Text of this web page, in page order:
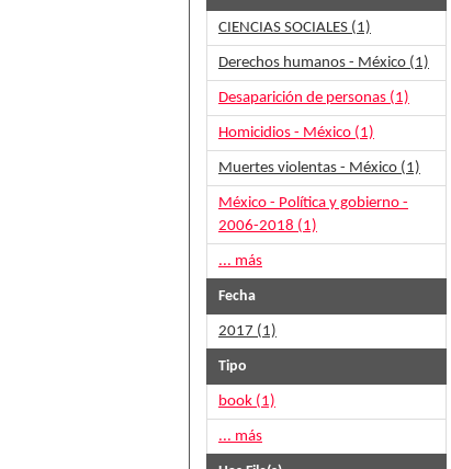
CIENCIAS SOCIALES (1)
Derechos humanos - México (1)
Desaparición de personas (1)
Homicidios - México (1)
Muertes violentas - México (1)
México - Política y gobierno -
2006-2018 (1)
... más
Fecha
2017 (1)
Tipo
book (1)
... más